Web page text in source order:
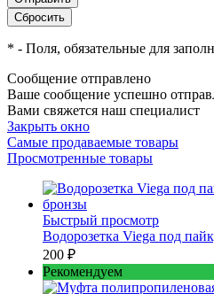
* - Поля, обязательные для
Сообщение отправлено
Ваше сообщение успешно
Вами свяжется наш специалист
Закрыть окно
Самые продаваемые товары
Просмотренные товары
Быстрый просмотр
Водорозетка Viega под
200 ₽
Рекомендуем